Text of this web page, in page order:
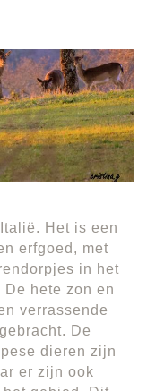
Het is een
erfgoed, met
in het
hete zon en
verrassende
De
dieren zijn
er zijn ook